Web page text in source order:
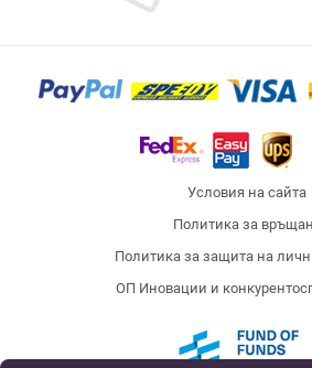
Условия на сайта
Политика за
Политика за защита на
ОП Иновации и